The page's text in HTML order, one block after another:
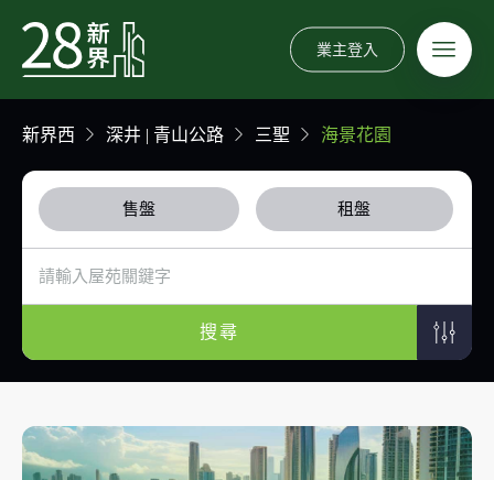
業主登入
新界西 深井 | 青山公路 三聖 海景花園
售盤 租盤
搜尋